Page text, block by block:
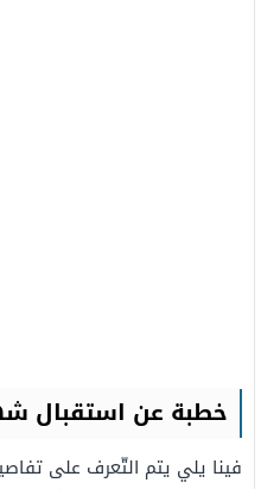
خطبة عن استقبال
فينا يلي يتم التّعرف على